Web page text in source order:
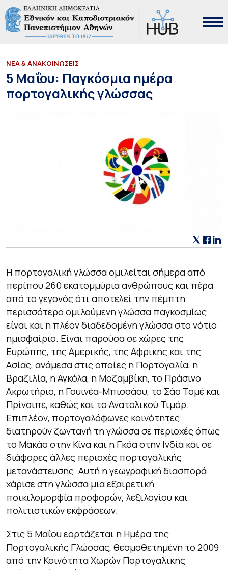
ΝΕΑ & ΑΝΑΚΟΙΝΩΣΕΙΣ
5 Μαΐου: Παγκόσμια ημέρα
πορτογαλικής γλώσσας
Η πορτογαλική γλώσσα ομιλείται σήμερα από
περίπου 260 εκατομμύρια ανθρώπους και πέρα
από το γεγονός ότι αποτελεί την πέμπτη
περισσότερο ομιλούμενη γλώσσα παγκοσμίως
είναι και η πλέον διαδεδομένη γλώσσα στο νότιο
ημισφαίριο. Είναι παρούσα σε χώρες της
Ευρώπης, της Αμερικής, της Αφρικής και της
Ασίας, ανάμεσα στις οποίες η Πορτογαλία, η
Βραζιλία, η Αγκόλα, η Μοζαμβίκη, το Πράσινο
Ακρωτήριο, η Γουινέα-Μπισσάου, το Σάο Τομέ και
Πρίνσιπε, καθώς και το Ανατολικού Τιμόρ.
Επιπλέον, πορτογαλόφωνες κοινότητες
διατηρούν ζωντανή τη γλώσσα σε περιοχές όπως
το Μακάο στην Κίνα και η Γκόα στην Ινδία και σε
διάφορες άλλες περιοχές πορτογαλικής
μετανάστευσης. Αυτή η γεωγραφική διασπορά
χάρισε στη γλώσσα μια εξαιρετική
ποικιλομορφία προφορών, λεξιλογίου και
πολιτιστικών εκφράσεων.
Στις 5 Μαΐου εορτάζεται η Ημέρα της
Πορτογαλικής Γλώσσας, θεσμοθετημένη το 2009
από την Κοινότητα Χωρών Πορτογαλικής